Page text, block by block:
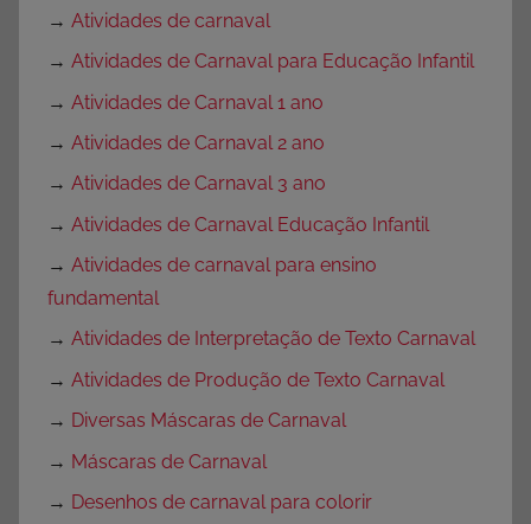
→ Atividades de carnaval
→ Atividades de Carnaval para Educação Infantil
→ Atividades de Carnaval 1 ano
→ Atividades de Carnaval 2 ano
→ Atividades de Carnaval 3 ano
→ Atividades de Carnaval Educação Infantil
→ Atividades de carnaval para ensino
fundamental
→ Atividades de Interpretação de Texto Carnaval
→ Atividades de Produção de Texto Carnaval
→ Diversas Máscaras de Carnaval
→ Máscaras de Carnaval
→ Desenhos de carnaval para colorir